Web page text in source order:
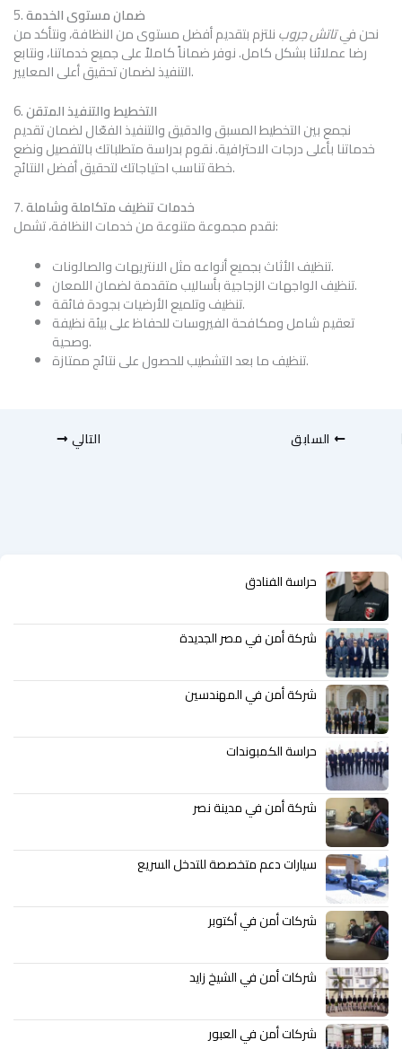
5.ضمان مستوى الخدمة
نحن فيتاتش جروبنلتزم بتقديم أفضل مستوى من النظافة، ونتأكد من
رضا عملائنا بشكل كامل. نوفر ضماناً كاملاً على جميع خدماتنا، ونتابع
التنفيذ لضمان تحقيق أعلى المعايير.
6.التخطيط والتنفيذ المتقن
نجمع بين التخطيط المسبق والدقيق والتنفيذ الفعّال لضمان تقديم
خدماتنا بأعلى درجات الاحترافية. نقوم بدراسة متطلباتك بالتفصيل ونضع
خطة تناسب احتياجاتك لتحقيق أفضل النتائج.
7.خدمات تنظيف متكاملة وشاملة
نقدم مجموعة متنوعة من خدمات النظافة، تشمل:
تنظيف الأثاث بجميع أنواعه مثل الانتريهات والصالونات.
تنظيف الواجهات الزجاجية بأساليب متقدمة لضمان اللمعان.
تنظيف وتلميع الأرضيات بجودة فائقة.
تعقيم شامل ومكافحة الفيروسات للحفاظ على بيئة نظيفة
وصحية.
تنظيف ما بعد التشطيب للحصول على نتائج ممتازة.
السابق التالي
حراسة الفنادق
شركة أمن في مصر الجديدة
شركة أمن في المهندسين
حراسة الكمبوندات
شركة أمن في مدينة نصر
سيارات دعم متخصصة للتدخل السريع
شركات أمن في أكتوبر
شركات أمن في الشيخ زايد
شركات أمن في العبور